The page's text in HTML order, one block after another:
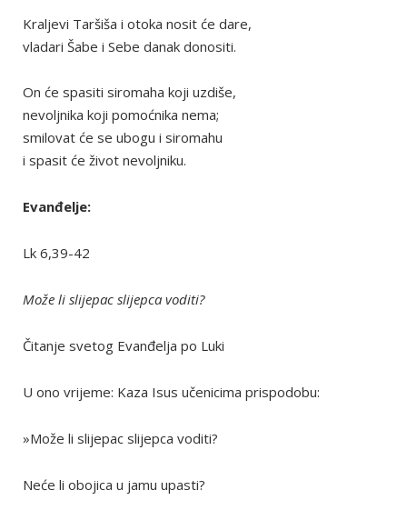
Kraljevi Taršiša i otoka nosit će dare,
vladari Šabe i Sebe danak donositi.
On će spasiti siromaha koji uzdiše,
nevoljnika koji pomoćnika nema;
smilovat će se ubogu i siromahu
i spasit će život nevoljniku.
Evanđelje:
Lk 6,39-42
Može li slijepac slijepca voditi?
Čitanje svetog Evanđelja po Luki
U ono vrijeme: Kaza Isus učenicima prispodobu:
»Može li slijepac slijepca voditi?
Neće li obojica u jamu upasti?